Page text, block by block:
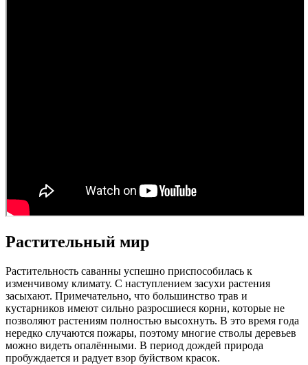
Растительный мир
Растительность саванны успешно приспособилась к
изменчивому климату. С наступлением засухи растения
засыхают. Примечательно, что большинство трав и
кустарников имеют сильно разросшиеся корни, которые не
позволяют растениям полностью высохнуть. В это время года
нередко случаются пожары, поэтому многие стволы деревьев
можно видеть опалёнными. В период дождей природа
пробуждается и радует взор буйством красок.